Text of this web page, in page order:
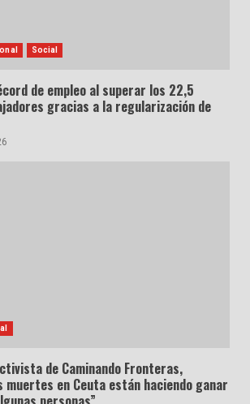
Social
de empleo al superar los 22,5
gracias a la regularización de
de Caminando Fronteras,
muertes en Ceuta están haciendo ganar